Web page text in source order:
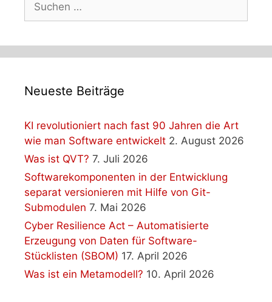
nach:
Neueste Beiträge
KI revolutioniert nach fast 90 Jahren die Art
wie man Software entwickelt 2. August 2026
Was ist QVT? 7. Juli 2026
Softwarekomponenten in der Entwicklung
separat versionieren mit Hilfe von Git-
Submodulen 7. Mai 2026
Cyber Resilience Act – Automatisierte
Erzeugung von Daten für Software-
Stücklisten (SBOM) 17. April 2026
Was ist ein Metamodell? 10. April 2026